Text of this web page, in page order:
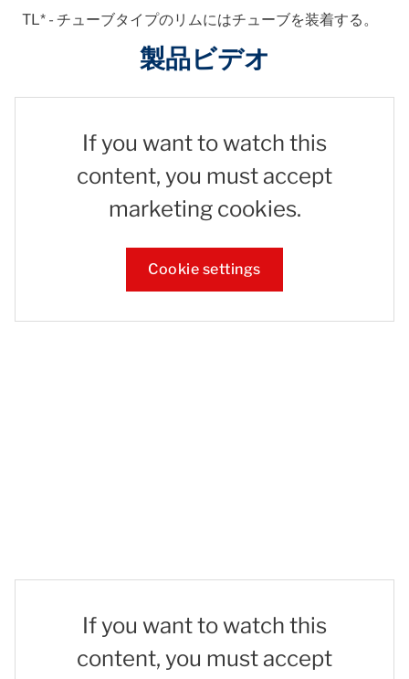
TL* - チューブタイプのリムにはチューブを装着する。
製品ビデオ
If you want to watch this
content, you must accept
marketing cookies.
Cookie settings
If you want to watch this
content, you must accept